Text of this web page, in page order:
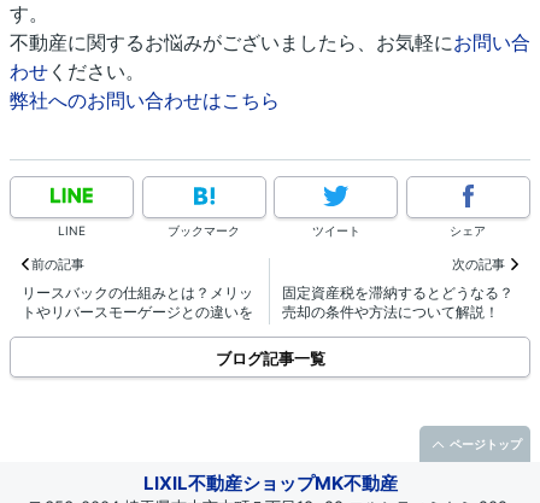
す。
不動産に関するお悩みがございましたら、お気軽にお問い合
わせ ください。
弊社へのお問い合わせはこちら
LINE ブックマーク ツイート シェア
前の記事
リースバックの仕組みとは？メリッ
トやリバースモーゲージとの違いを
次の記事
固定資産税を滞納するとどうなる？
売却の条件や方法について解説！
ブログ記事一覧
LIXIL不動産ショップMK不動産
ページトップ